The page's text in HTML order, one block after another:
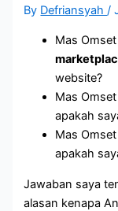
By Defriansyah/
Mas
website?
Mas
apakah
Mas
apakah
Jawaban saya
alasan kenapa